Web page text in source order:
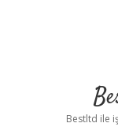
Bestltd ile